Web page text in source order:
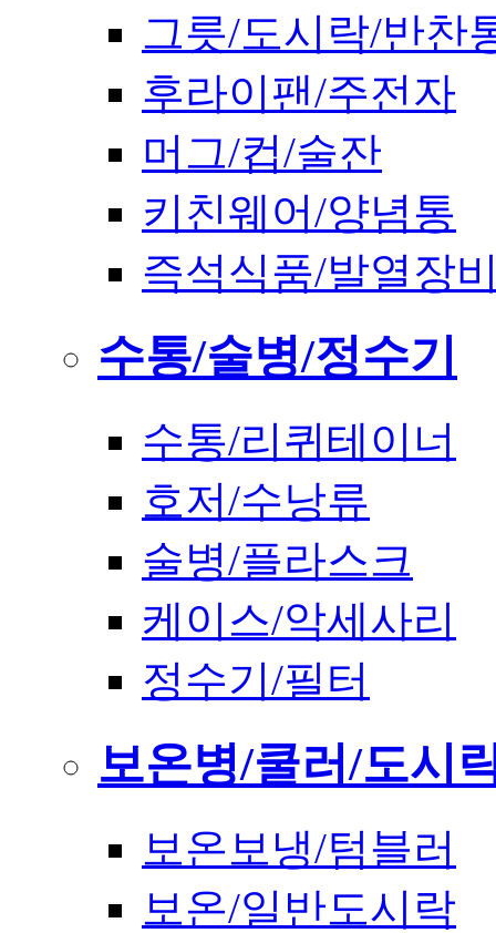
그릇/도시락/반찬
후라이팬/주전자
머그/컵/술잔
키친웨어/양념통
즉석식품/발열장
수통/술병/정수기
수통/리퀴테이너
호저/수낭류
술병/플라스크
케이스/악세사리
정수기/필터
보온병/쿨러/도시
보온보냉/텀블러
보온/일반도시락